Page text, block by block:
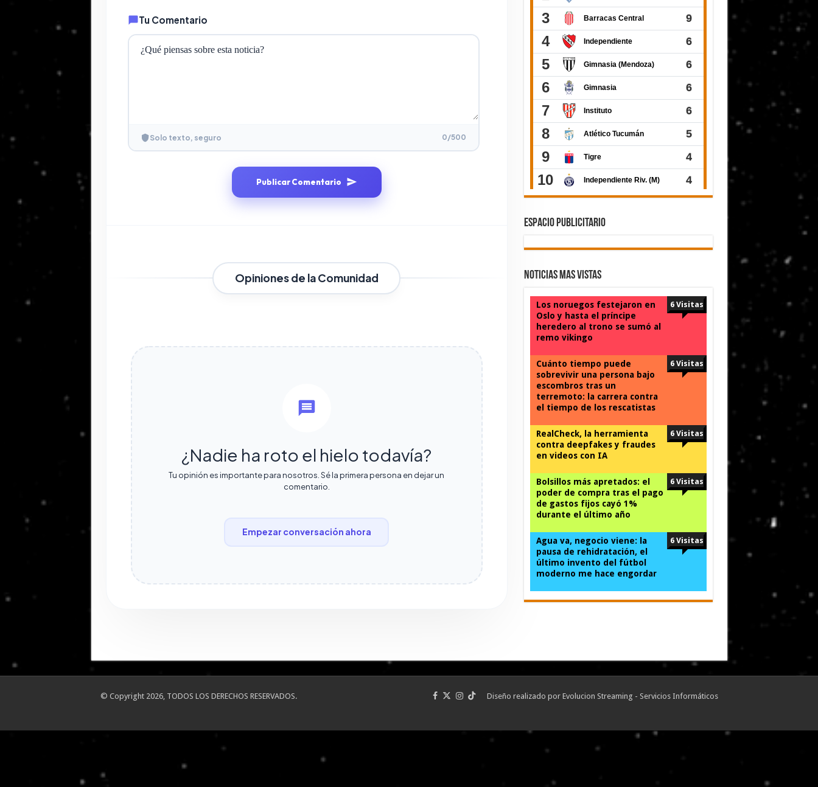
Tu Comentario
Solo texto, seguro 0/500
Publicar Comentario
Opiniones de la Comunidad
¿Nadie ha roto el hielo todavía?
Tu opinión es importante para nosotros. Sé la primera persona en dejar un
comentario.
Empezar conversación ahora
ESPACIO PUBLICITARIO
Noticias Mas Vistas
Los noruegos festejaron en
Oslo y hasta el príncipe
heredero al trono se sumó al
remo vikingo
6 Visitas
Cuánto tiempo puede
sobrevivir una persona bajo
escombros tras un
terremoto: la carrera contra
el tiempo de los rescatistas
6 Visitas
RealCheck, la herramienta
contra deepfakes y fraudes
en videos con IA
6 Visitas
Bolsillos más apretados: el
poder de compra tras el pago
de gastos fijos cayó 1%
durante el último año
6 Visitas
Agua va, negocio viene: la
pausa de rehidratación, el
último invento del fútbol
moderno me hace engordar
6 Visitas
Diseño realizado por Evolucion Streaming - Servicios Informáticos
© Copyright 2026, TODOS LOS DERECHOS RESERVADOS.